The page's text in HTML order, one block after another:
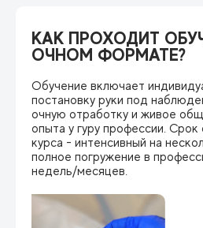
КАК ПРОХОДИТ
ОЧНОМ ФОРМАТЕ?
Обучение включает
постановку руки под
очную отработку и живое
опыта у гуру профессии. Срок
курса - интенсивный на
полное погружение в
недель/месяцев.